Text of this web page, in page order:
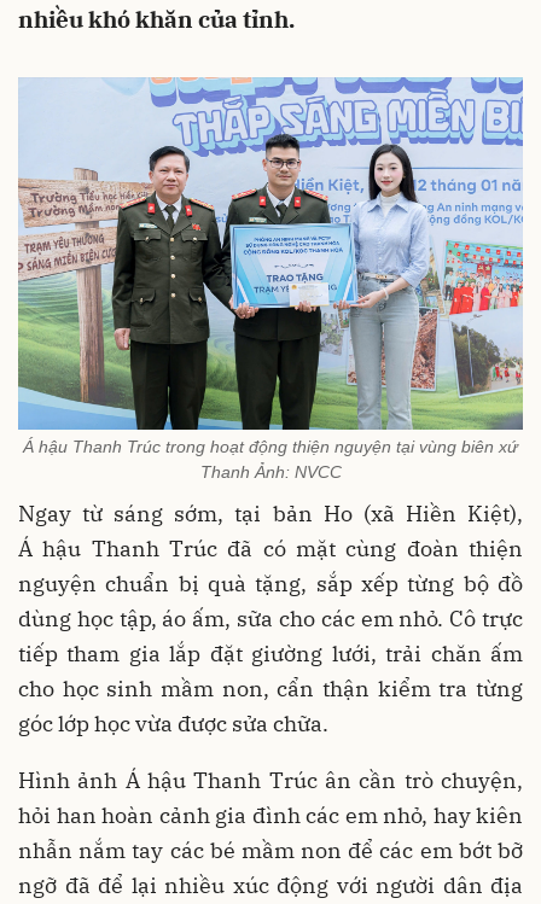
nhiều khó khăn của tỉnh.
Á hậu Thanh Trúc trong hoạt động thiện nguyện tại vùng biên xứ
Thanh Ảnh: NVCC
Ngay từ sáng sớm, tại bản Ho (xã Hiền Kiệt),
Áhậu Thanh Trúc đã có mặt cùng đoàn thiện
nguyện chuẩn bị quà tặng, sắp xếp từng bộ đồ
dùng học tập, áo ấm, sữa cho các em nhỏ. Cô trực
tiếp tham gia lắp đặt giường lưới, trải chăn ấm
cho học sinh mầm non, cẩn thận kiểm tra từng
góc lớp học vừa được sửa chữa.
Hình ảnh Á hậu Thanh Trúc ân cần trò chuyện,
hỏi han hoàn cảnh gia đình các em nhỏ, hay kiên
nhẫn nắm tay các bé mầm non để các em bớt bỡ
ngỡ đã để lại nhiều xúc động với người dân địa